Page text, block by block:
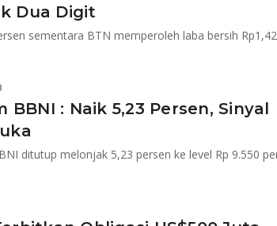
Dua Digit
: Naik 5,23 Persen, Sinyal